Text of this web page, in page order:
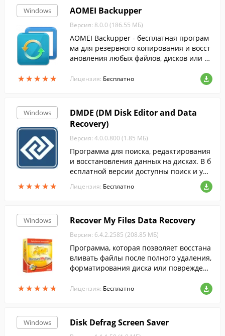
Windows
★★★★★
★★★★★
AOMEI Backupper
Версия: 8.0.0 (186.55 МБ)
AOMEI Backupper - бесплатная програм
ма для резервного копирования и восст
ановления любых файлов, дисков или р
Лицензия: Бесплатно
Windows
★★★★★
★★★★★
DMDE (DM Disk Editor and Data
Recovery)
Версия: 4.0.0.800 (1.85 МБ)
Программа для поиска, редактирования
и восстановления данных на дисках. В б
есплатной версии доступны поиск и упр
авление разделами и восстановление ф
айлов из текущей панели.
Лицензия: Бесплатно
Windows
★★★★★
★★★★★
Recover My Files Data Recovery
Версия: 6.4.2.2585 (208.85 МБ)
Программа, которая позволяет восстана
вливать файлы после полного удаления,
форматирования диска или повреждени
Лицензия: Бесплатно
Windows Disk Defrag Screen Saver